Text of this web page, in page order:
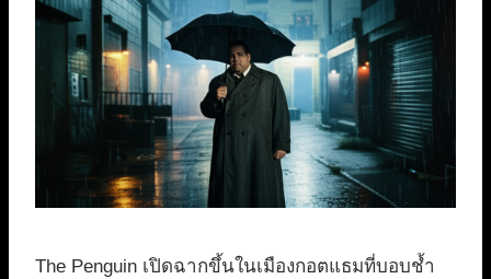
The Penguin เปิดฉากขึ้นในเมืองกอตแธมที่บอบช้ำ